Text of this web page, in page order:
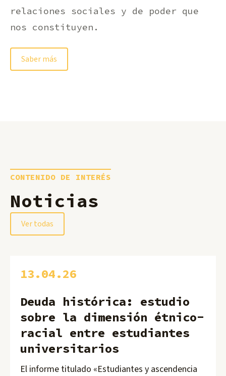
relaciones sociales y de poder que
nos constituyen.
Saber más
CONTENIDO DE INTERÉS
Noticias
Ver todas
13.04.26
Deuda histórica: estudio
sobre la dimensión étnico-
racial entre estudiantes
universitarios
El informe titulado «Estudiantes y ascendencia